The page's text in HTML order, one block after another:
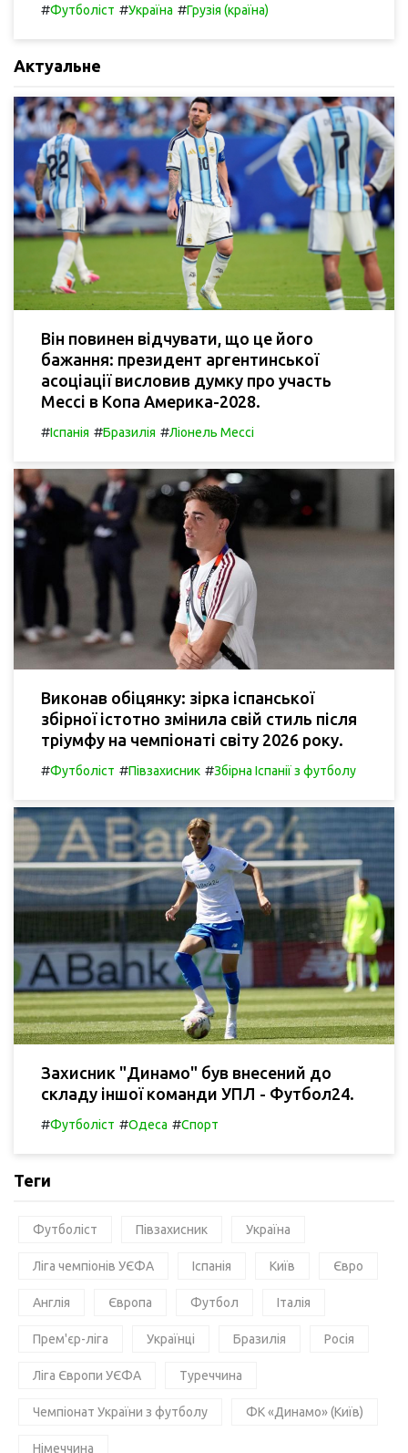
#Футболіст #Україна #Грузія (країна)
Актуальне
Він повинен відчувати, що це його
бажання: президент аргентинської
асоціації висловив думку про участь
Мессі в Копа Америка-2028.
#Іспанія #Бразилія #Ліонель Мессі
Виконав обіцянку: зірка іспанської
збірної істотно змінила свій стиль після
тріумфу на чемпіонаті світу 2026 року.
#Футболіст #Півзахисник #Збірна Іспанії з футболу
Захисник "Динамо" був внесений до
складу іншої команди УПЛ - Футбол24.
#Футболіст #Одеса #Спорт
Теги
Футболіст Півзахисник Україна
Ліга чемпіонів УЄФА Іспанія Київ Євро
Англія Європа Футбол Італія
Прем'єр-ліга Українці Бразилія Росія
Ліга Європи УЄФА Туреччина
Чемпіонат України з футболу ФК «Динамо» (Київ)
Німеччина